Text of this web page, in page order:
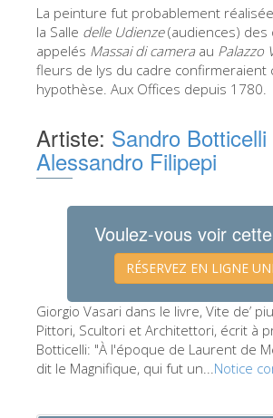
Les Oeuvres
Les Salles
Les Artistes
Les nouvelles salles
Les autres Musées
Galerie de l'Académie
La Galerie Palatine
Le Musée de San
Musée Archéologique
La peinture fut probablement
la Salle delle Udienze(audiences) des
appelés Massai di camera au Palazzo
fleurs de lys du cadre confirmeraient
hypothèse. Aux Offices depuis 1780.
Artiste: Sandro Botticelli
Alessandro Filipepi
Voulez-vous voir
RÉSERVEZ EN LIGNE
Giorgio Vasari dans le livre, Vite de’
Pittori, Scultori et Architettori, écrit à
Botticelli: "À l'époque de Laurent de
dit le Magnifique, qui fut un...Notice